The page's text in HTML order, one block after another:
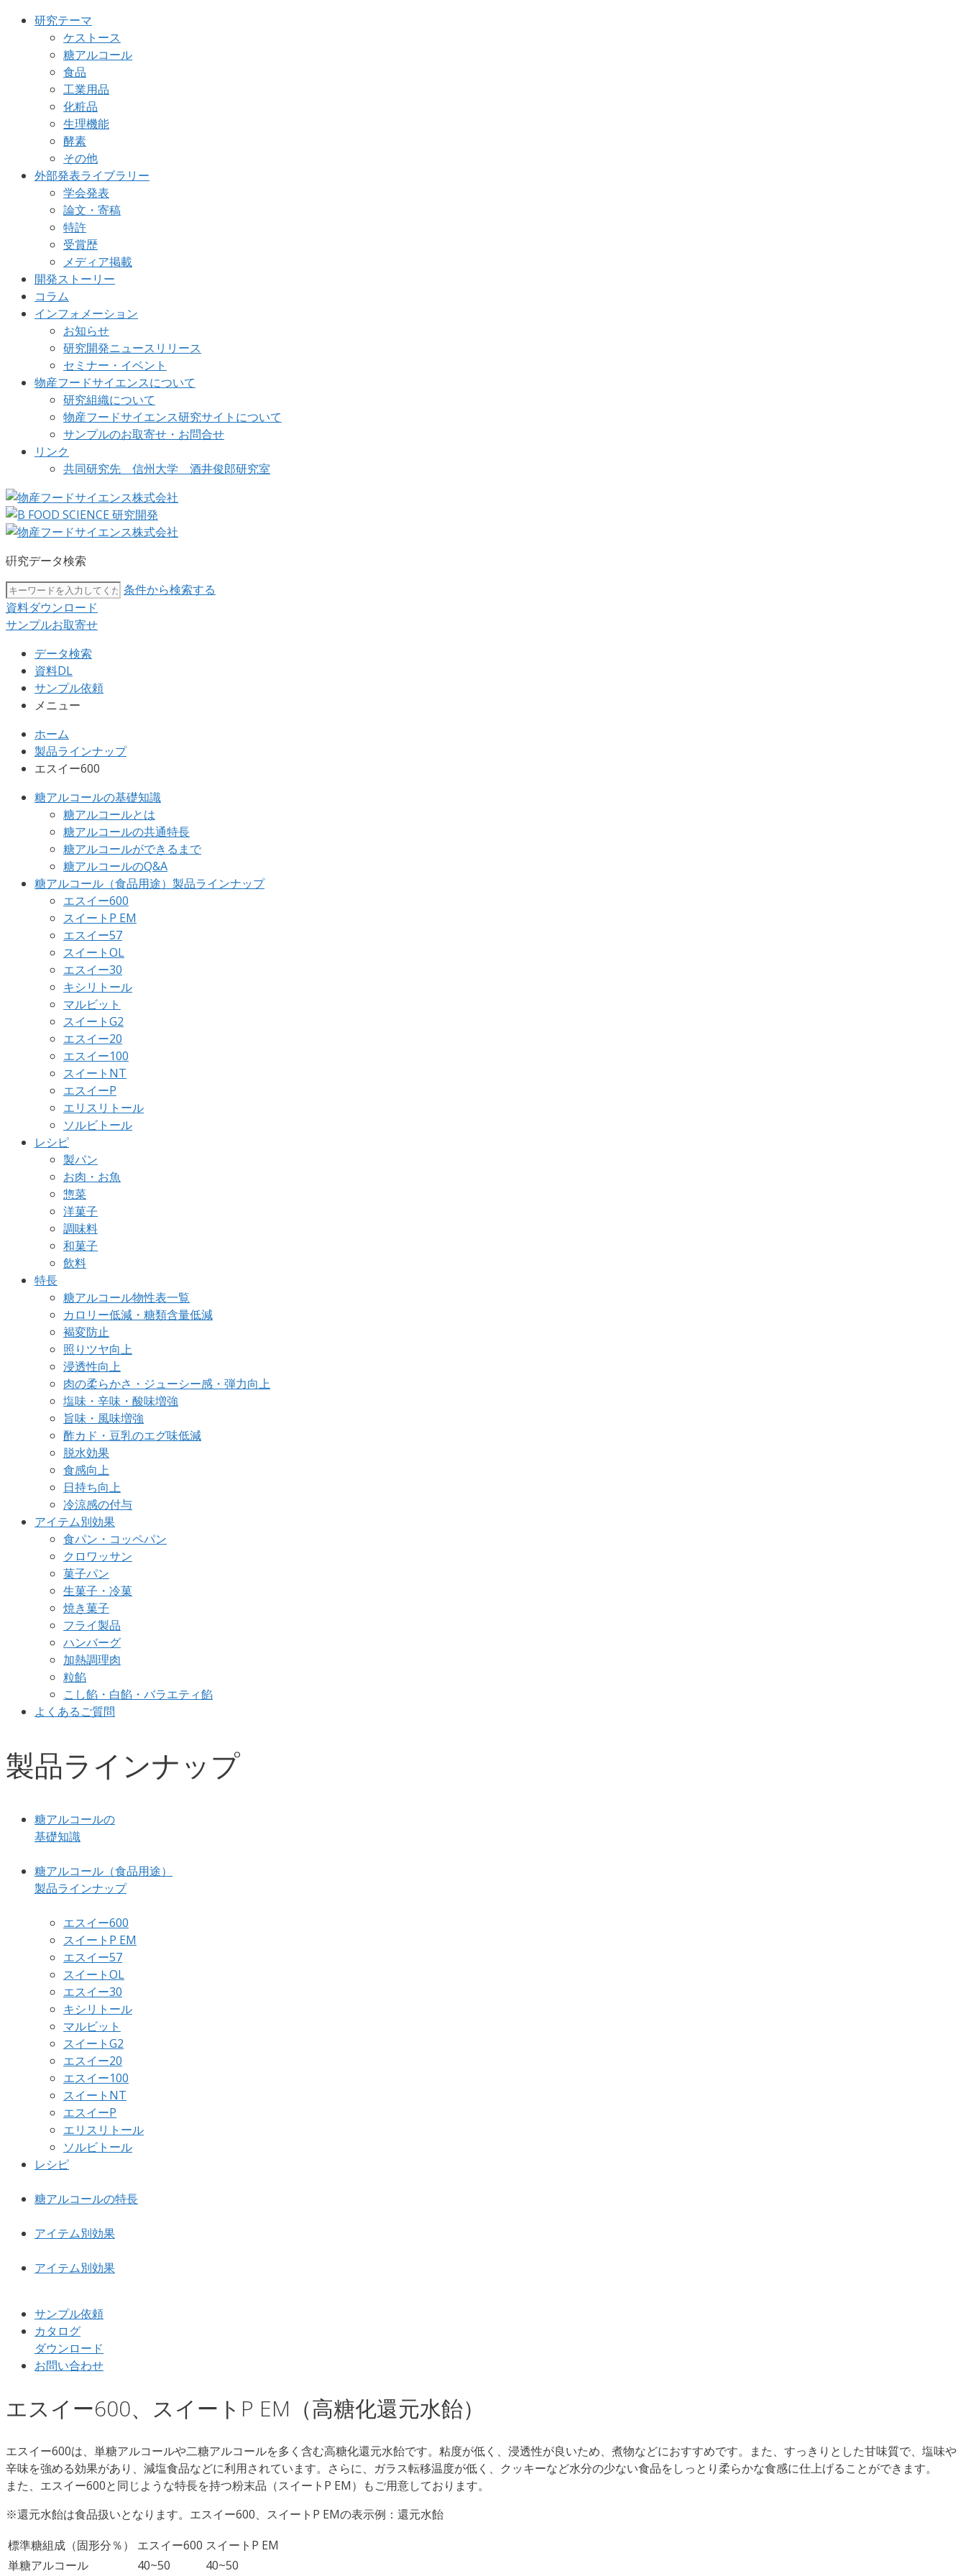
研究テーマ
ケストース
糖アルコール
食品
工業用品
化粧品
生理機能
酵素
その他
外部発表ライブラリー
学会発表
論文・寄稿
特許
受賞歴
メディア掲載
開発ストーリー
コラム
インフォメーション
お知らせ
研究開発ニュースリリース
セミナー・イベント
物産フードサイエンスについて
研究組織について
物産フードサイエンス研究サイトについて
サンプルのお取寄せ・お問合せ
リンク
共同研究先 信州大学 酒井俊郎研究室
硏究データ検索
条件から検索する
資料ダウンロード
サンプルお取寄せ
データ検索
資料DL
サンプル依頼
メニュー
ホーム
製品ラインナップ
エスイー600
糖アルコールの基礎知識
糖アルコールとは
糖アルコールの共通特長
糖アルコールができるまで
糖アルコールのQ&A
糖アルコール（食品用途）製品ラインナップ
エスイー600
スイートP EM
エスイー57
スイートOL
エスイー30
キシリトール
マルビット
スイートG2
エスイー20
エスイー100
スイートNT
エスイーP
エリスリトール
ソルビトール
レシピ
製パン
お肉・お魚
惣菜
洋菓子
調味料
和菓子
飲料
特長
糖アルコール物性表一覧
カロリー低減・糖類含量低減
褐変防止
照りツヤ向上
浸透性向上
肉の柔らかさ・ジューシー感・弾力向上
塩味・辛味・酸味増強
旨味・風味増強
酢カド・豆乳のエグ味低減
脱水効果
食感向上
日持ち向上
冷涼感の付与
アイテム別効果
食パン・コッペパン
クロワッサン
菓子パン
生菓子・冷菓
焼き菓子
フライ製品
ハンバーグ
加熱調理肉
粒餡
こし餡・白餡・バラエティ餡
よくあるご質問
製品ラインナップ
糖アルコールの
基礎知識
糖アルコール（食品用途）
製品ラインナップ
エスイー600
スイートP EM
エスイー57
スイートOL
エスイー30
キシリトール
マルビット
スイートG2
エスイー20
エスイー100
スイートNT
エスイーP
エリスリトール
ソルビトール
レシピ
糖アルコールの特長
アイテム別効果
アイテム別効果
サンプル依頼
カタログ
ダウンロード
お問い合わせ
エスイー600、スイートP EM（高糖化還元水飴）
エスイー600は、単糖アルコールや二糖アルコールを多く含む高糖化還元水飴です。粘度が低く、浸透性が良いため、煮物などにおすすめです。また、すっきりとした甘味質で、塩味や
辛味を強める効果があり、減塩食品などに利用されています。さらに、ガラス転移温度が低く、クッキーなど水分の少ない食品をしっとり柔らかな食感に仕上げることができます。
また、エスイー600と同じような特長を持つ粉末品（スイートP EM）もご用意しております。
※還元水飴は食品扱いとなります。エスイー600、スイートP EMの表示例：還元水飴
標準糖組成（固形分％）
エスイー600 スイートP EM
単糖アルコール
40~50 40~50